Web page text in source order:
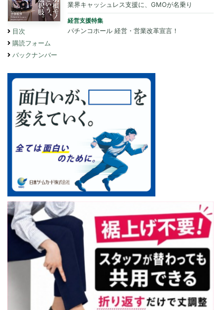
目次
購読フォーム
バックナンバー
業界キャッシュレス支援に、GMOが名乗り
経営支援特集
パチンコホール 経営・営業改革宣言！